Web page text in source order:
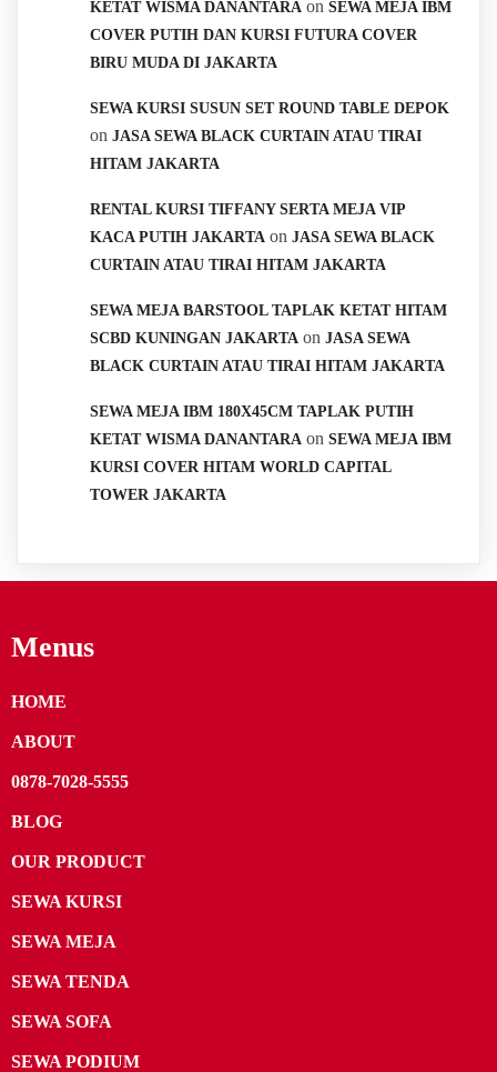
KETAT WISMA DANANTARA on SEWA MEJA IBM
COVER PUTIH DAN KURSI FUTURA COVER
BIRU MUDA DI JAKARTA
SEWA KURSI SUSUN SET ROUND TABLE DEPOK
on JASA SEWA BLACK CURTAIN ATAU TIRAI
HITAM JAKARTA
RENTAL KURSI TIFFANY SERTA MEJA VIP
KACA PUTIH JAKARTA on JASA SEWA BLACK
CURTAIN ATAU TIRAI HITAM JAKARTA
SEWA MEJA BARSTOOL TAPLAK KETAT HITAM
SCBD KUNINGAN JAKARTA on JASA SEWA
BLACK CURTAIN ATAU TIRAI HITAM JAKARTA
SEWA MEJA IBM 180X45CM TAPLAK PUTIH
KETAT WISMA DANANTARA on SEWA MEJA IBM
KURSI COVER HITAM WORLD CAPITAL
TOWER JAKARTA
Menus
HOME
ABOUT
0878-7028-5555
BLOG
OUR PRODUCT
SEWA KURSI
SEWA MEJA
SEWA TENDA
SEWA SOFA
SEWA PODIUM